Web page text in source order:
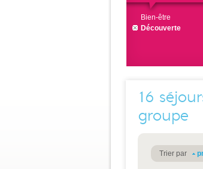
Bien-être
Découverte
16
groupe
Trier par